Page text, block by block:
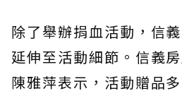
除了舉辦捐血活動，信
延伸至活動細節。信義
陳雅萍表示，活動贈品